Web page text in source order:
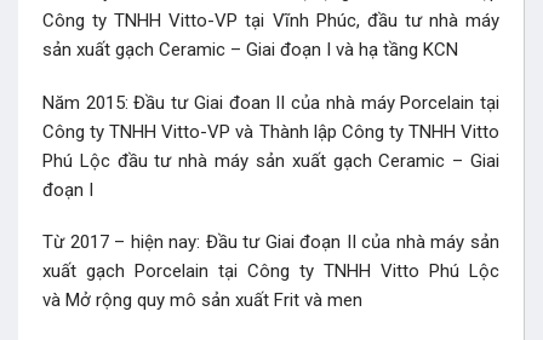
Công ty TNHH Vitto-VP tại Vĩnh Phúc, đầu tư nhà máy
sản xuất gạch Ceramic – Giai đoạn I và hạ tầng KCN
Năm 2015: Đầu tư Giai đoan II của nhà máy Porcelain tại
Công ty TNHH Vitto-VP và Thành lập Công ty TNHH Vitto
Phú Lộc đầu tư nhà máy sản xuất gạch Ceramic – Giai
đoạn I
Từ 2017 – hiện nay: Đầu tư Giai đoạn II của nhà máy sản
xuất gạch Porcelain tại Công ty TNHH Vitto Phú Lộc
và Mở rộng quy mô sản xuất Frit và men